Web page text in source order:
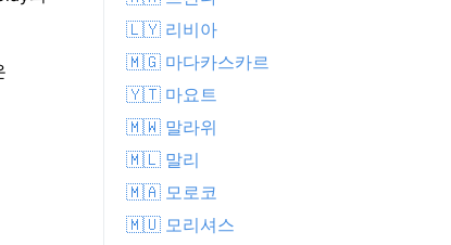
🇱🇾 리비아
🇲🇬 마다카스카르
🇾🇹 마요트
🇲🇼 말라위
🇲🇱 말리
🇲🇦 모로코
🇲🇺 모리셔스